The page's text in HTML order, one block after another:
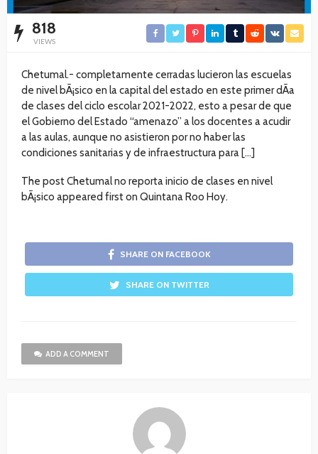
818
VIEWS
Chetumal.- completamente cerradas lucieron las escuelas
de nivel bÃ¡sico en la capital del estado en este primer dÃ­a
de clases del ciclo escolar 2021-2022, esto a pesar de que
el Gobierno del Estado “amenazo” a los docentes a acudir
a las aulas, aunque no asistieron por no haber las
condiciones sanitarias y de infraestructura para […]
The post Chetumal no reporta inicio de clases en nivel
bÃ¡sico appeared first on Quintana Roo Hoy.
SHARE ON FACEBOOK
SHARE ON TWITTER
ADD A COMMENT